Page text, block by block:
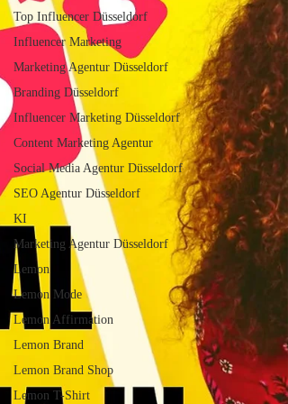
Top Influencer Düsseldorf
Influencer Marketing
Marketing Agentur Düsseldorf
Branding Düsseldorf
Influencer Marketing Düsseldorf
Content Marketing Agentur
Social Media Agentur Düsseldorf
SEO Agentur Düsseldorf
KI
Marketing Agentur Düsseldorf
Lemon
Lemon Mode
Lemon Affirmation
Lemon Brand
Lemon Brand Shop
Lemon T-Shirt